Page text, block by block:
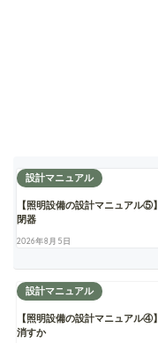
設計マニュアル
【照明設備の設計マニュアル
閉器
2026年8月5日
設計マニュアル
【照明設備の設計マニュアル
消すか